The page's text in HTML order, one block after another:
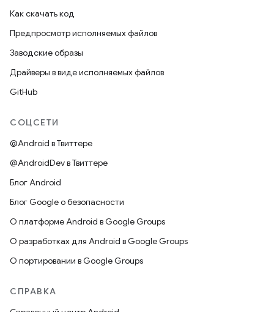
Как скачать код
Предпросмотр исполняемых файлов
Заводские образы
Драйверы в виде исполняемых файлов
GitHub
СОЦСЕТИ
@Android в Твиттере
@AndroidDev в Твиттере
Блог Android
Блог Google о безопасности
О платформе Android в Google Groups
О разработках для Android в Google Groups
О портировании в Google Groups
СПРАВКА